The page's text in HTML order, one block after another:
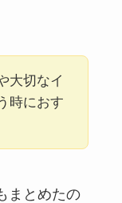
大切なイ
時におす
まとめたの